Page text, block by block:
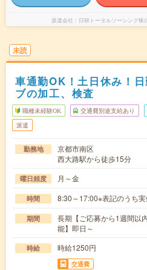
派遣会社 日研トータルソーシング
未読
車通勤OK！土日休み！
ブの加工、検査
職種未経験OK 交通費別途支給あり
派遣
勤務地
京都市南区
西大路駅から徒歩15分
曜日頻度 月～金
時間 8:30～17:00※表記のうち実
期間
長期【ご応募から1週間以
能】即日～
時給 時給1250円
交通費